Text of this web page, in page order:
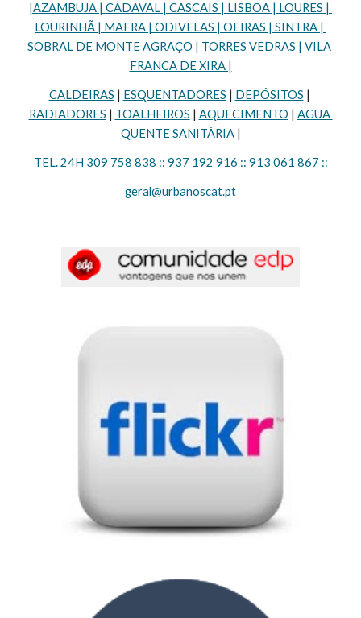
|AZAMBUJA | CADAVAL | CASCAIS | LISBOA | LOURES |
LOURINHÃ | MAFRA | ODIVELAS | OEIRAS | SINTRA |
SOBRAL DE MONTE AGRAÇO | TORRES VEDRAS | VILA
FRANCA DE XIRA |
CALDEIRAS | ESQUENTADORES | DEPÓSITOS
RADIADORES | TOALHEIROS | AQUECIMENTO | AGUA
QUENTE SANITÁRIA |
TEL. 24H 309 758 838 :: 937 192 916 :: 913 061 867 ::
geral@urbanoscat.pt